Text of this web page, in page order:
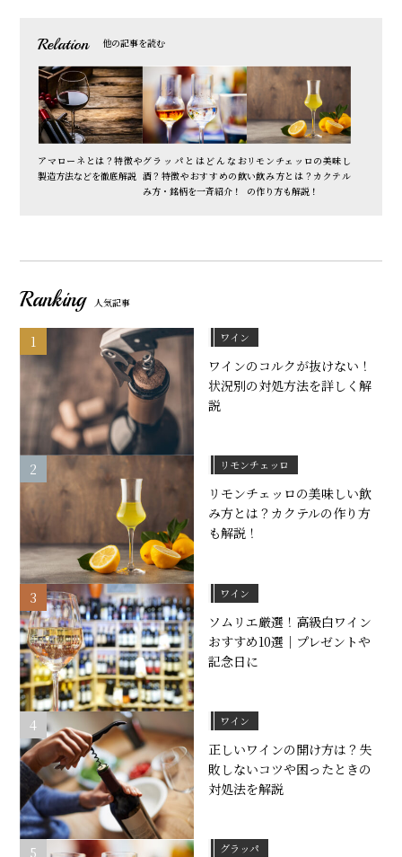
Relation 他の記事を読む
アマローネとは？特徴や
製造方法などを徹底解説
グラッパとはどんなお
酒？特徴やおすすめの飲
み方・銘柄を一斉紹介！
リモンチェッロの美味し
い飲み方とは？カクテル
の作り方も解説！
Ranking 人気記事
ワイン
ワインのコルクが抜けない！
状況別の対処方法を詳しく解
説
リモンチェッロ
リモンチェッロの美味しい飲
み方とは？カクテルの作り方
も解説！
ワイン
ソムリエ厳選！高級白ワイン
おすすめ10選｜プレゼントや
記念日に
ワイン
正しいワインの開け方は？失
敗しないコツや困ったときの
対処法を解説
グラッパ